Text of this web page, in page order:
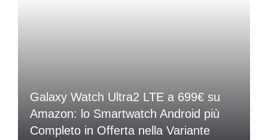
Galaxy Watch Ultra2 LTE a 699€ su
Amazon: lo Smartwatch Android più
Completo in Offerta nella Variante